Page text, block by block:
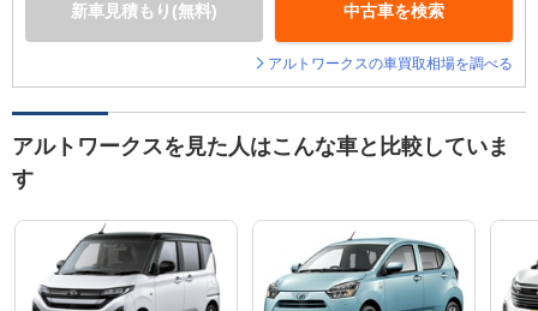
新車見積もり(無料) 中古車を検索
アルトワークスの車買取相場を調べる
アルトワークスを見た人はこんな車と比較していま
す